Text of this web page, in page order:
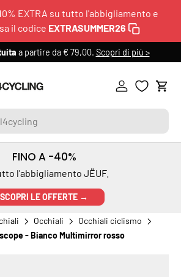
EXTRA su tutto l'abbigliamento e
il codice EXTRASUMMER26
a partire da € 79,00. Scopri di più >
Accedi
FINO A -40%
l'abbigliamento JËUF.
SCOPRI LE OFFERTE →
Occhiali
Occhiali ciclismo
- Bianco Multimirror rosso